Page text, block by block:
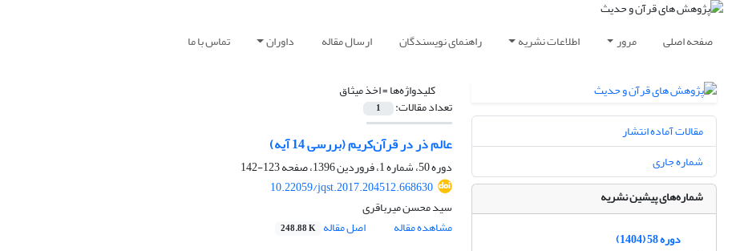
صفحه اصلی مرور اطلاعات نشریه راهنمای نویسندگان ارسال مقاله داوران تماس با ما
کلیدواژه‌ها =اخذ میثاق
تعداد مقالات: 1
عالم ذر در قرآن‌کریم (بررسی 14 آیه)
دوره 50، شماره 1، فروردین 1396، صفحه
123-142
10.22059/jqst.2017.204512.668630
سید محسن میرباقری
مشاهده مقاله
اصل مقاله 248.88 K
مقالات آماده انتشار
شماره جاری
شماره‌های پیشین نشریه
دوره 58 (1404)